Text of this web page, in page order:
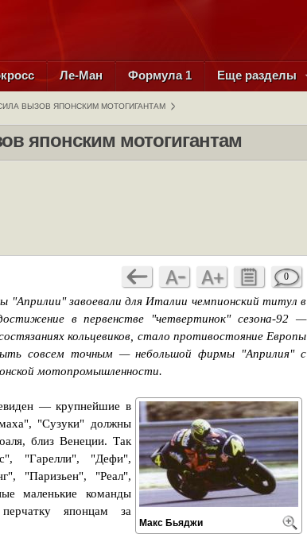
Ле-Ман Формула 1 Еще разделы
ВЫЗОВ ЯПОНСКИМ МОТОГИГАНТАМ
японским мотогигантам
0
завоевали для Италии чемпионский титул в
в первенстве "четвертинок" сезона-92 —
кольцевиков, стало противостояние Европы
совсем точным — небольшой фирмы "Априлия" с
мотопромышленности.
Макс Бьяджи
— крупнейшие в
"Сузуки" должны
близ Венеции. Так
"Гарелли", "Дефи",
"Паризьен", "Реал",
маленькие команды
японцам за